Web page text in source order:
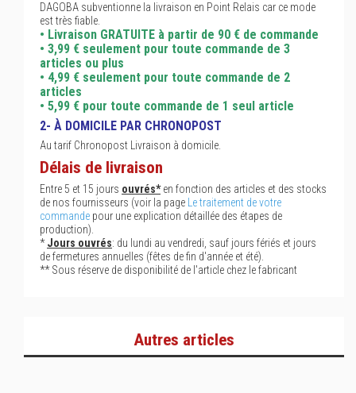
DAGOBA subventionne la livraison en Point Relais car ce mode
est très fiable.
• Livraison GRATUITE à partir de 90 € de commande
• 3,99 € seulement pour toute commande de 3
articles ou plus
• 4,99 € seulement pour toute commande de 2
articles
• 5,99 € pour toute commande de 1 seul article
2- À DOMICILE PAR CHRONOPOST
Au tarif Chronopost Livraison à domicile.
Délais de livraison
Entre 5 et 15 jours ouvrés*en fonction des articles et des stocks
de nos fournisseurs (voir la page
Le traitement de votre
commande pour une explication détaillée des étapes de
production).
*Jours ouvrés: du lundi au vendredi, sauf jours fériés et jours
de fermetures annuelles (fêtes de fin d'année et été).
** Sous réserve de disponibilité de l'article chez le fabricant
Autres articles